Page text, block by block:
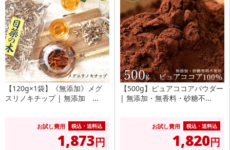
【120g×1袋】《無添加》メグ
スリノキチップ | 無添加 ...
お試し費用 税込・送料込
1,873円
【500g】ピュアココアパウダー
| 無添加・無香料・砂糖不...
お試し費用 税込・送料込
1,820円